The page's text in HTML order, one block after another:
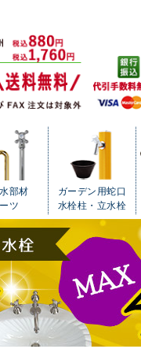
部材
ツ
ガーデン用蛇口
水栓柱・立水栓